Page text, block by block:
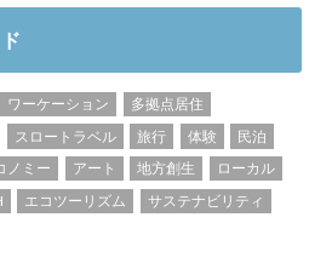
ワーケーション
多拠点居住
スロートラベル 旅行 体験
民泊
ノミー アート 地方創生
ローカル
エコツーリズム
サステナビリティ